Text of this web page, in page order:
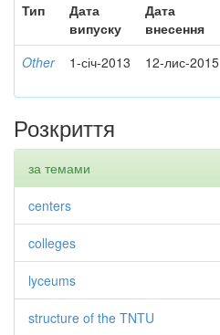
Тип
Дата
випуску
Дата
внесення
Other 1-січ-2013 12-лис-2015
Розкриття
за темами
centers
colleges
lyceums
structure of the TNTU